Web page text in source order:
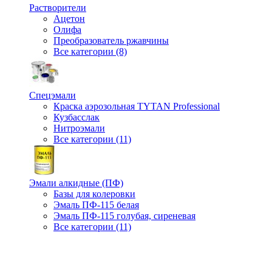
Растворители
Ацетон
Олифа
Преобразователь ржавчины
Все категории (8)
Спецэмали
Краска аэрозольная TYTAN Professional
Кузбасслак
Нитроэмали
Все категории (11)
Эмали алкидные (ПФ)
Базы для колеровки
Эмаль ПФ-115 белая
Эмаль ПФ-115 голубая, сиреневая
Все категории (11)